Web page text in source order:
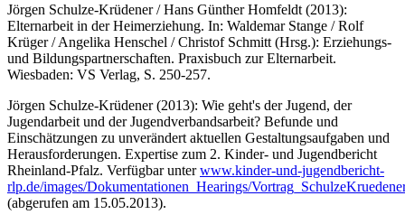
Jörgen Schulze-Krüdener / Hans Günther Homfeldt (2013):
Elternarbeit in der Heimerziehung. In: Waldemar Stange / Rolf
Krüger / Angelika Henschel / Christof Schmitt (Hrsg.): Erziehungs-
und Bildungspartnerschaften. Praxisbuch zur Elternarbeit.
Wiesbaden: VS Verlag, S. 250-257.
Jörgen Schulze-Krüdener (2013): Wie geht's der Jugend, der
Jugendarbeit und der Jugendverbandsarbeit? Befunde und
Einschätzungen zu unverändert aktuellen Gestaltungsaufgaben und
Herausforderungen. Expertise zum 2. Kinder- und Jugendbericht
Rheinland-Pfalz. Verfügbar unterwww.kinder-und-jugendbericht-
rlp.de/images/Dokumentationen_Hearings/
(abgerufen am 15.05.2013).